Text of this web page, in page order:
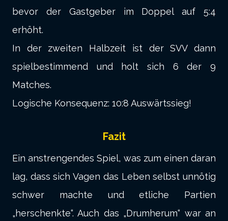
bevor der Gastgeber im Doppel auf 5:4
erhöht.
In der zweiten Halbzeit ist der SVV dann
spielbestimmend und holt sich 6 der 9
Matches.
Logische Konsequenz: 10:8 Auswärtssieg!
Fazit
Ein anstrengendes Spiel, was zum einen daran
lag, dass sich Vagen das Leben selbst unnötig
schwer machte und etliche Partien
„herschenkte“. Auch das „Drumherum“ war an